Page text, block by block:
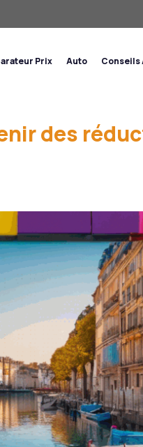
Prix Auto Conseils
des